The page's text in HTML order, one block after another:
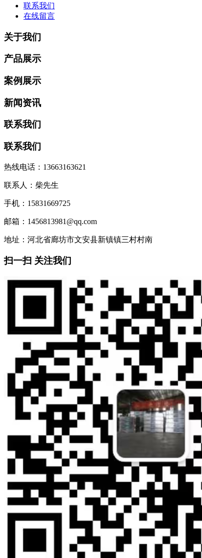
联系我们
在线留言
关于我们
产品展示
案例展示
新闻资讯
联系我们
联系我们
热线电话：13663163621
联系人：柴先生
手机：15831669725
邮箱：1456813981@qq.com
地址：河北省廊坊市文安县新镇镇三村村南
扫一扫 关注我们